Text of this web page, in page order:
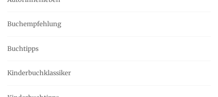
Buchempfehlung
Buchtipps
Kinderbuchklassiker